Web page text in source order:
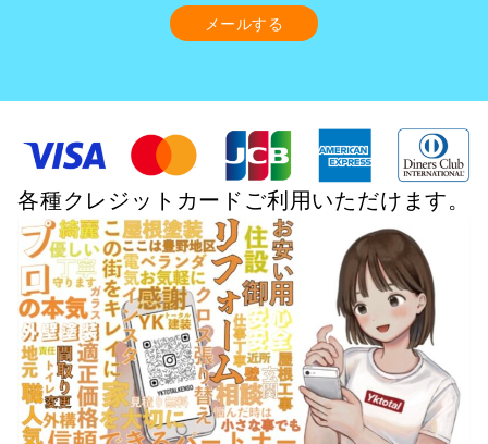
メールする
各種クレジットカードご利用いただけます。